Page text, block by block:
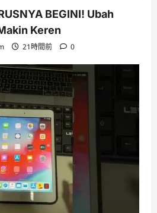
BEGINI! Ubah
Keren
21時間前 0